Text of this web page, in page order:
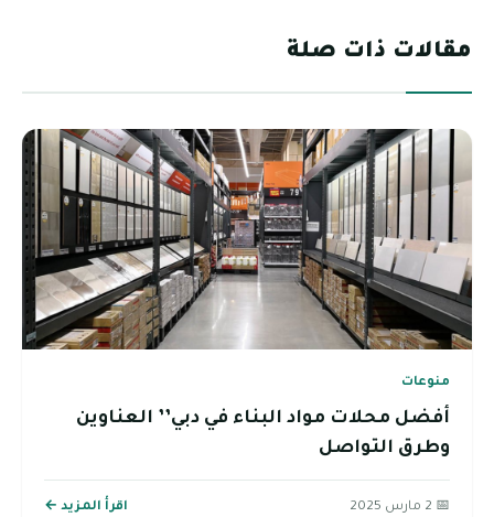
مقالات ذات صلة
منوعات
أفضل محلات مواد البناء في دبي’’ العناوين
وطرق التواصل
📅 2 مارس 2025 اقرأ المزيد ←